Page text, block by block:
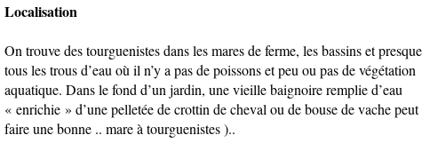
Localisation
On trouve des tourguenistes dans les mares de ferme, les bassins et presque
tous les trous d’eau où il n’y a pas de poissons et peu ou pas de végétation
aquatique. Dans le fond d’un jardin, une vieille baignoire remplie d’eau
« enrichie » d’une pelletée de crottin de cheval ou de bouse de vache peut
faire une bonne .. mare à tourguenistes )..